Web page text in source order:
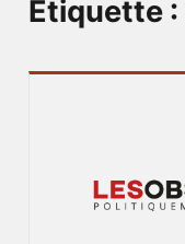
Étiquette :